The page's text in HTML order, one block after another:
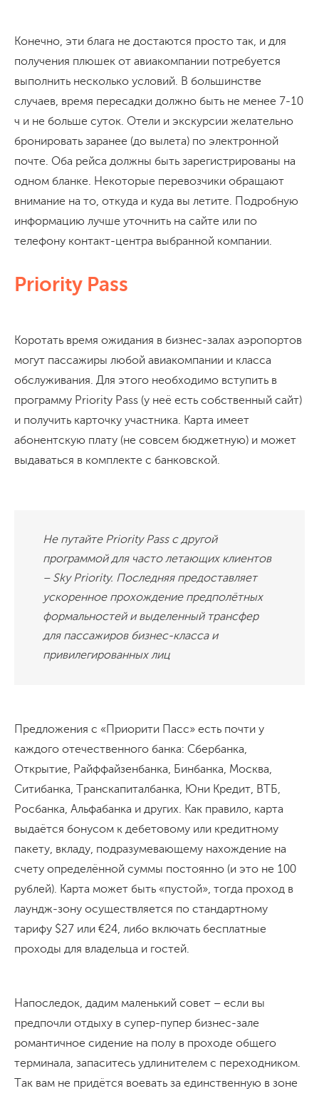
Конечно, эти блага не достаются просто так, и для
получения плюшек от авиакомпании потребуется
выполнить несколько условий. В большинстве
случаев, время пересадки должно быть не менее 7-10
ч и не больше суток. Отели и экскурсии желательно
бронировать заранее (до вылета) по электронной
почте. Оба рейса должны быть зарегистрированы на
одном бланке. Некоторые перевозчики обращают
внимание на то, откуда и куда вы летите. Подробную
информацию лучше уточнить на сайте или по
телефону контакт-центра выбранной компании.
Priority Pass
Коротать время ожидания в бизнес-залах аэропортов
могут пассажиры любой авиакомпании и класса
обслуживания. Для этого необходимо вступить в
программу Priority Pass (у неё есть собственный сайт)
и получить карточку участника. Карта имеет
абонентскую плату (не совсем бюджетную) и может
выдаваться в комплекте с банковской.
Не путайте Priority Pass с другой
программой для часто летающих клиентов
– Sky Priority. Последняя предоставляет
ускоренное прохождение предполётных
формальностей и выделенный трансфер
для пассажиров бизнес-класса и
привилегированных лиц
Предложения с «Приорити Пасс» есть почти у
каждого отечественного банка: Сбербанка,
Открытие, Райффайзенбанка, Бинбанка, Москва,
Ситибанка, Транскапиталбанка, Юни Кредит, ВТБ,
Росбанка, Альфабанка и других. Как правило, карта
выдаётся бонусом к дебетовому или кредитному
пакету, вкладу, подразумевающему нахождение на
счету определённой суммы постоянно (и это не 100
рублей). Карта может быть «пустой», тогда проход в
лаундж-зону осуществляется по стандартному
тарифу $27 или €24, либо включать бесплатные
проходы для владельца и гостей.
Напоследок, дадим маленький совет – если вы
предпочли отдыху в супер-пупер бизнес-зале
романтичное сидение на полу в проходе общего
терминала, запаситесь удлинителем с переходником.
Так вам не придётся воевать за единственную в зоне